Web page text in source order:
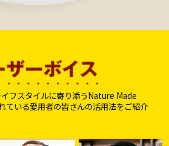
フスタイルに寄り添うNature Made
ている愛用者の皆さんの活用法をご紹介